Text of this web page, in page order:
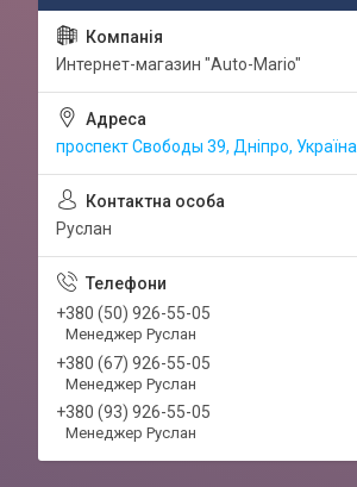
Интернет-магазин "Auto-Mario"
проспект Свободы 39, Дніпро, Україна
Руслан
+380 (50) 926-55-05
Менеджер Руслан
+380 (67) 926-55-05
Менеджер Руслан
+380 (93) 926-55-05
Менеджер Руслан